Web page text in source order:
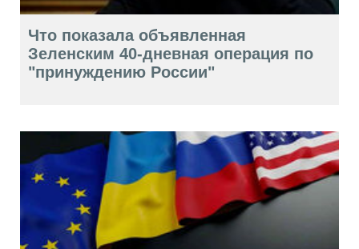
Что показала объявленная
Зеленским 40-дневная операция по
"принуждению России"